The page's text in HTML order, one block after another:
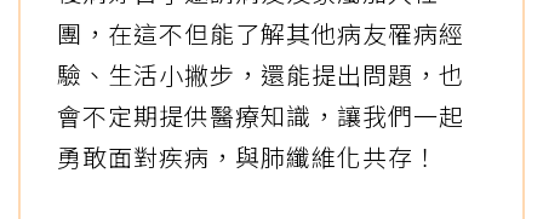
團，在這不但能了解其他病友罹病經
驗、生活小撇步，還能提出問題，也
會不定期提供醫療知識，讓我們一起
勇敢面對疾病，與肺纖維化共存！